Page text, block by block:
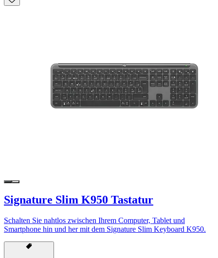
Signature Slim K950 Tastatur
Schalten Sie nahtlos zwischen Ihrem Computer, Tablet und
Smartphone hin und her mit dem Signature Slim Keyboard K950.